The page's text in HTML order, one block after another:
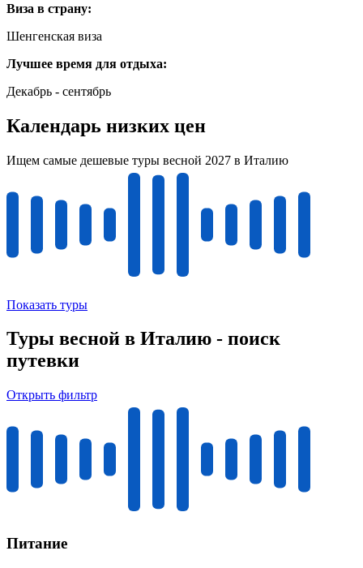
Виза в страну:
Шенгенская виза
Лучшее время для отдыха:
Декабрь - сентябрь
Календарь низких цен
Ищем самые дешевые туры весной 2027 в Италию
Показать туры
Туры весной в Италию - поиск
путевки
Открыть фильтр
Питание